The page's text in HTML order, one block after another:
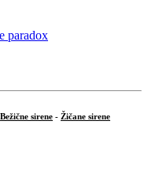
Bežične sirene - Žičane sirene